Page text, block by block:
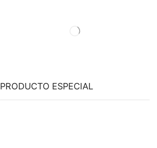
PRODUCTO ESPECIAL